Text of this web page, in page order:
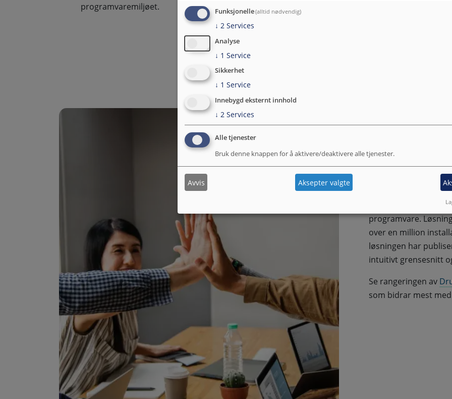
programvaremiljøet.
er et
programvare.
over en million
løsningen har
intuitivt grensesnitt
Se rangeringen av
som bidrar mest
Funksjonelle(alltid nødvendig)
↓ 2 Services
Analyse
↓ 1 Service
Sikkerhet
↓ 1 Service
Innebygd eksternt innhold
↓ 2 Services
Alle tjenester
Bruk denne knappen for å aktivere/deaktivere alle tjenester.
Avvis Aksepter valgte